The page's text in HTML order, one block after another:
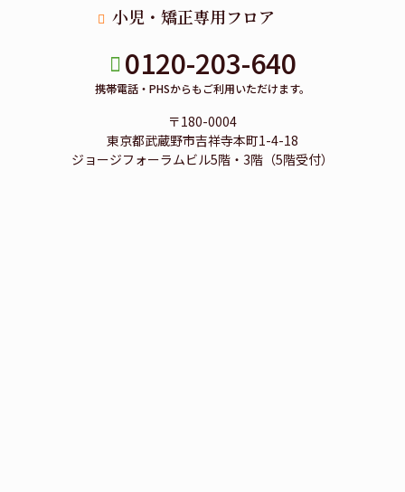
小児・矯正専用フロア
0120-203-640
携帯電話・PHSからもご利用いただけます。
〒180-0004
東京都武蔵野市吉祥寺本町1-4-18
ジョージフォーラムビル5階・3階（5階受付）